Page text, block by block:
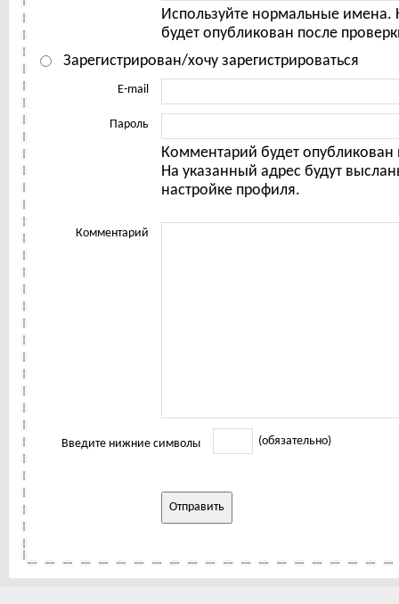
Используйте нормальные
будет опубликован после
Зарегистрирован/хочу зарегистрироваться
E-mail
Пароль
Комментарий будет опубликован
На указанный адрес будут
настройке профиля.
Комментарий
Введите нижние символы (обязательно)